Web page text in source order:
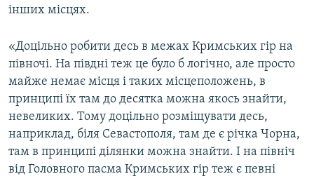
інших місцях.
«‎Доцільно робити десь в межах Кримських гір на
півночі. На півдні теж це було б логічно, але просто
майже немає місця і таких місцеположень, в
принципі їх там до десятка можна якось знайти,
невеликих. Тому доцільно розміщувати десь,
наприклад, біля Севастополя, там де є річка Чорна,
там в принципі ділянки можна знайти. І на північ
від Головного пасма Кримських гір теж є певні